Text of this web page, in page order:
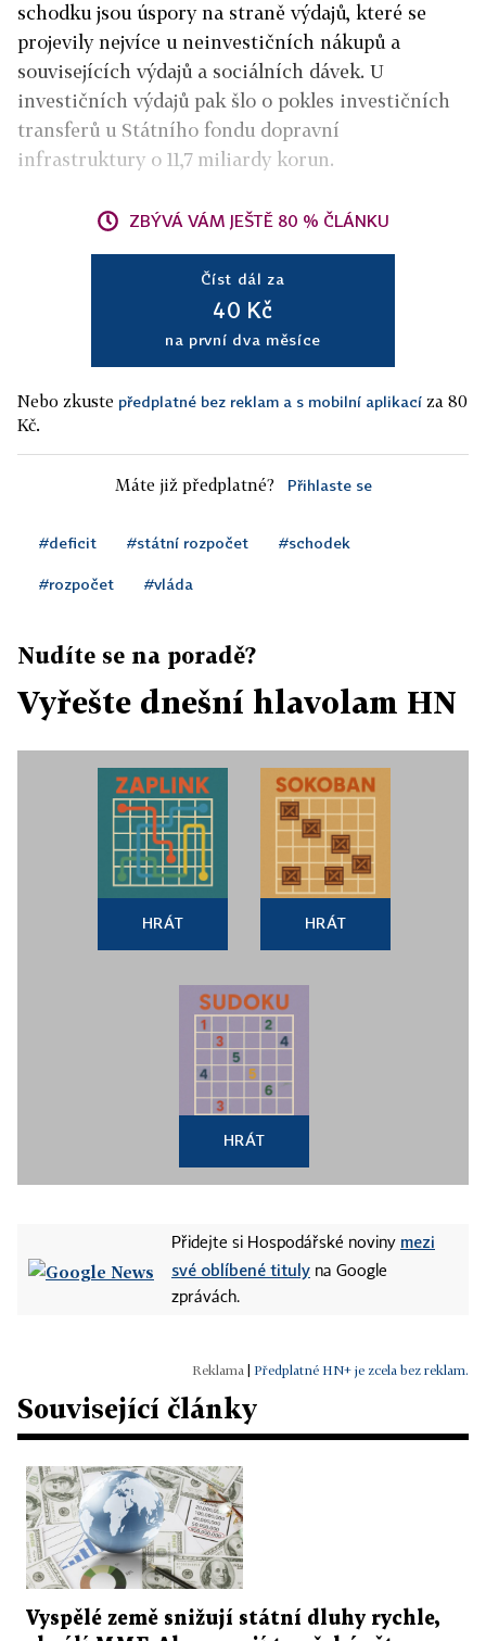
schodku jsou úspory na straně výdajů, které se
projevily nejvíce u neinvestičních nákupů a
souvisejících výdajů a sociálních dávek. U
investičních výdajů pak šlo o pokles investičních
transferů u Státního fondu dopravní
infrastruktury o 11,7 miliardy korun.
ZBÝVÁ VÁM JEŠTĚ 80 % ČLÁNKU
Číst dál za
40 Kč
na první dva měsíce
Nebo zkuste předplatné bez reklam a s mobilní aplikací za 80
Kč.
Máte již předplatné? Přihlaste se
#deficit #státní rozpočet #schodek
#rozpočet #vláda
Nudíte se na poradě?
Vyřešte dnešní hlavolam HN
HRÁT HRÁT
HRÁT
Přidejte si Hospodářské noviny mezi
své oblíbené tituly na Google
zprávách.
Předplatné HN+ je zcela bez reklam.
Související články
Vyspělé země snižují státní dluhy rychle,